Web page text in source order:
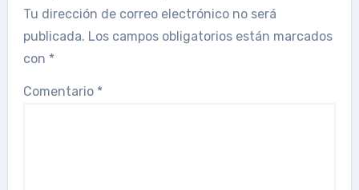
Tu dirección de correo electrónico no será
publicada. Los campos obligatorios están marcados
con *
Comentario *